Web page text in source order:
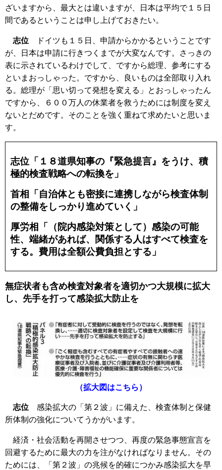
ざいますから、最大とは違いますが、日本は平均で１５日
間であるということは申し上げておきたい。
志位 ドイツも１５日、申請からかかるということです
が、日本は申請に行きつくまでが大変なんです。さっきの
表に示されているわけでして、ですから総理、参考にする
といまおっしゃった。ですから、良いものは全部取り入れ
る。総理が「思い切って発想を変える」とおっしゃったん
ですから、６００万人の休業者を救うためには制度を変え
ないとだめです。そのことを強く重ねて求めたいと思いま
す。
志位「１８道県知事の『緊急提言』をうけ、積
極的検査戦略への転換を」
首相「自治体とも密接に連携しながら検査体制
の整備をしっかり進めていく」
厚労相「（院内感染対策として）感染の可能
性、端緒があれば、関係する人はすべて検査を
する。費用は全額公費負担とする」
無症状者も含め検査対象者を適切かつ大規模に拡大
し、先手を打って感染拡大防止を
（拡大図はこちら）
志位 感染拡大の「第２波」に備えた、検査体制と保健
所体制の強化についてうかがいます。
経済・社会活動を再開させつつ、再度の緊急事態宣言を
回避するために最大の力を注がなければなりません。その
ためには、「第２波」の兆候を的確につかみ感染拡大を早